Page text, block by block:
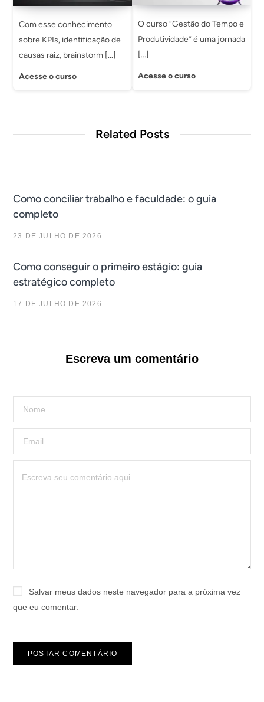
Com esse conhecimento
sobre KPIs, identificação de
causas raiz, brainstorm [...]
Acesse o curso
O curso “Gestão do Tempo e
Produtividade” é uma jornada
[...]
Acesse o curso
Related Posts
Como conciliar trabalho e faculdade: o guia
completo
23 DE JULHO DE 2026
Como conseguir o primeiro estágio: guia
estratégico completo
17 DE JULHO DE 2026
Escreva um comentário
Salvar meus dados neste navegador para a próxima vez
que eu comentar.